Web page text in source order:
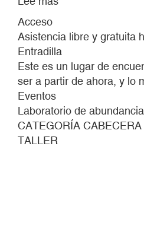
DE
ABUNDANCIAS.
Una
exploración
para
imaginar
Acceso
Asistencia libre y gratuita
Entradilla
Este es un lugar de
ser a partir de ahora, y lo
Eventos
Laboratorio de
CATEGORÍA CABECERA
TALLER